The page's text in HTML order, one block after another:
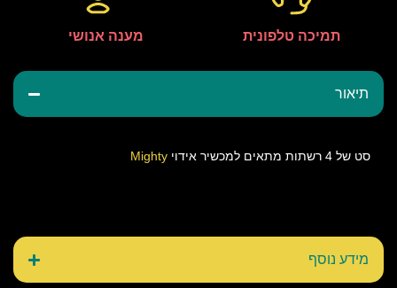
תיאור
סט של 4 רשתות מתאים למכשיר אידוי Mighty
מידע נוסף
תמיכה טלפונית מענה אנושי